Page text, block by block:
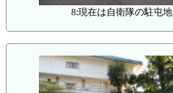
8:現在は自衛隊の駐屯地